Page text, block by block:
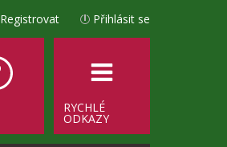
Přihlásit se
Registrovat
RYCHLÉ
ODKAZY